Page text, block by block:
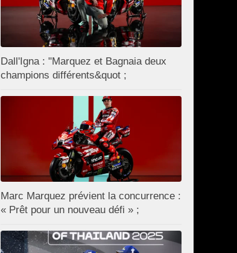
Dall'Igna : "Marquez et Bagnaia deux
champions différents&quot ;
Marc Marquez prévient la concurrence :
« Prêt pour un nouveau défi » ;